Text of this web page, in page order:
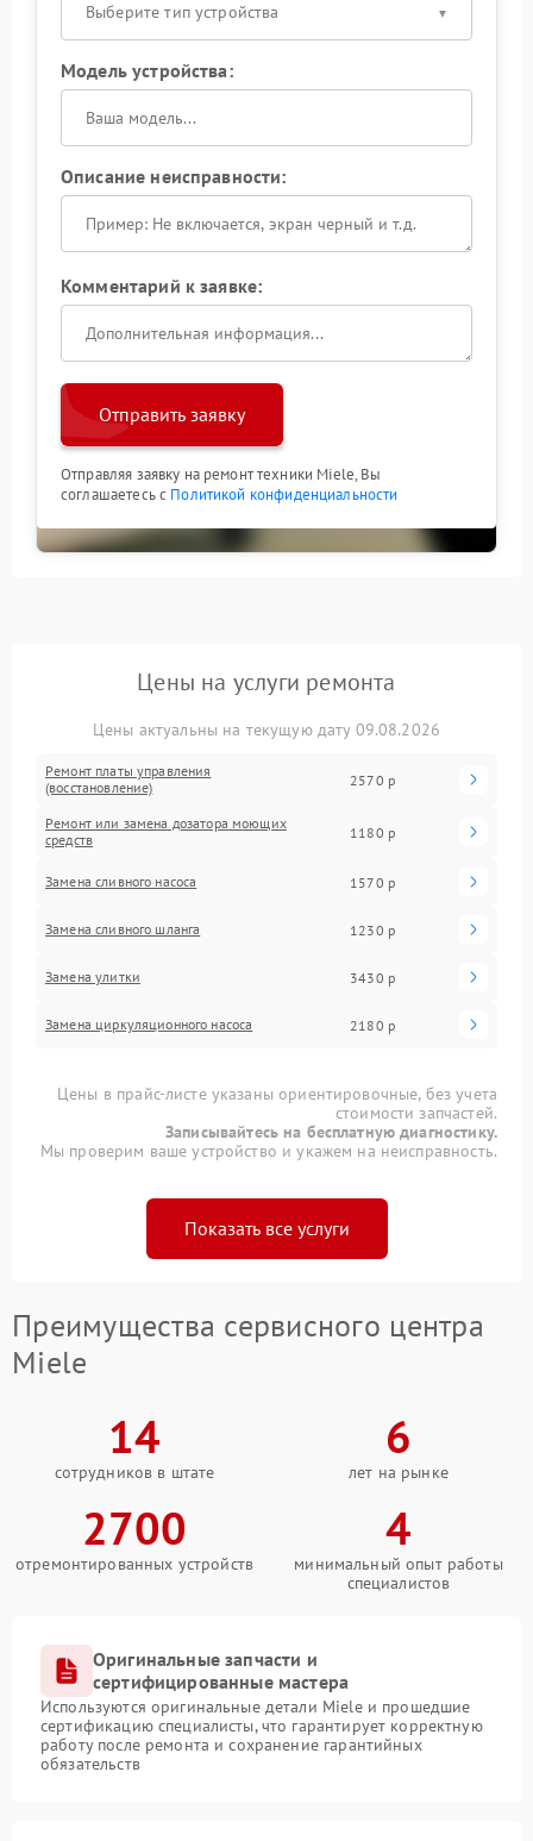
Выберите тип устройства
Модель устройства:
Описание неисправности:
Комментарий к заявке:
Отправить заявку
Отправляя заявку на ремонт техники Miele, Вы
соглашаетесь с Политикой конфиденциальности
Цены на услуги ремонта
Цены актуальны на текущую дату 09.08.2026
Ремонт платы управления
(восстановление)
2570 р
Ремонт или замена дозатора моющих
средств
1180 р
Замена сливного насоса 1570 р
Замена сливного шланга 1230 р
Замена улитки 3430 р
Замена циркуляционного насоса 2180 р
Цены в прайс-листе указаны ориентировочные, без учета
стоимости запчастей.
Записывайтесь на бесплатную диагностику.
Мы проверим ваше устройство и укажем на неисправность.
Показать все услуги
Преимущества сервисного центра
Miele
14
сотрудников в штате
6
лет на рынке
2700
отремонтированных устройств
4
минимальный опыт работы
специалистов
Оригинальные запчасти и
сертифицированные мастера
Используются оригинальные детали Miele и прошедшие
сертификацию специалисты, что гарантирует корректную
работу после ремонта и сохранение гарантийных
обязательств